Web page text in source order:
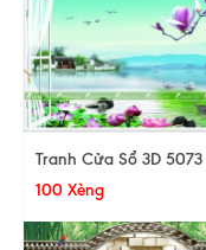
Tranh Cửa Sổ 3D 5073
100 Xèng